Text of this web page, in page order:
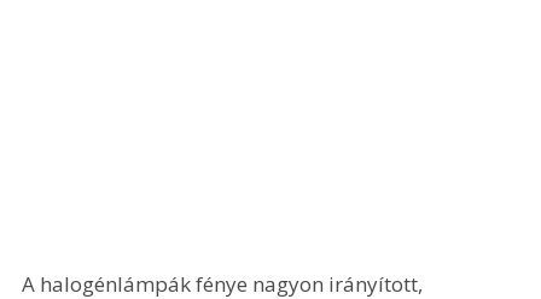
A halogénlámpák fénye nagyon irányított,